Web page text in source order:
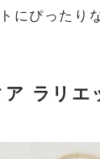
にぴったり
ラリエ